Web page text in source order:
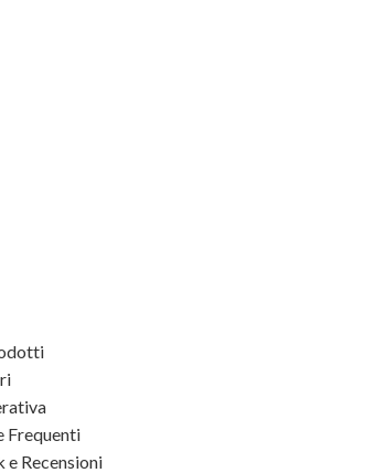
Frequenti
e Recensioni